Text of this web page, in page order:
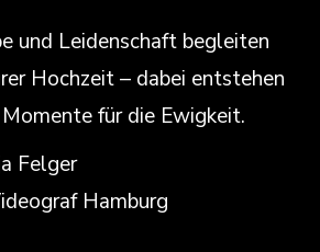
und Leidenschaft begleiten
Hochzeit – dabei entstehen
für die Ewigkeit.
Felger
Hamburg